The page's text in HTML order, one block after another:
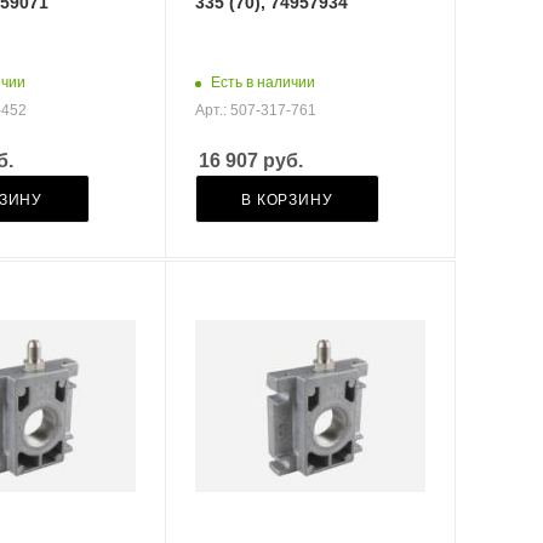
Есть в наличии
Арт.: 507-317-761
16 907руб.
В КОРЗИНУ